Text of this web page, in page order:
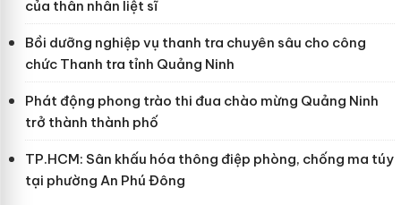
của thân nhân liệt sĩ
Bồi dưỡng nghiệp vụ thanh tra chuyên sâu cho công
chức Thanh tra tỉnh Quảng Ninh
Phát động phong trào thi đua chào mừng Quảng Ninh
trở thành thành phố
TP.HCM: Sân khấu hóa thông điệp phòng, chống ma túy
tại phường An Phú Đông